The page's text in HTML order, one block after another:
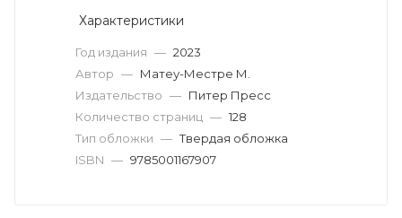
Характеристики
Год издания — 2023
Автор — Матеу-Местре М.
Издательство — Питер Пресс
Количество страниц — 128
Тип обложки — Твердая обложка
ISBN — 9785001167907